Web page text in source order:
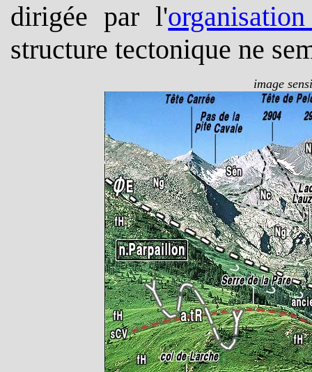
dirigée par l'
structure tectonique ne
image